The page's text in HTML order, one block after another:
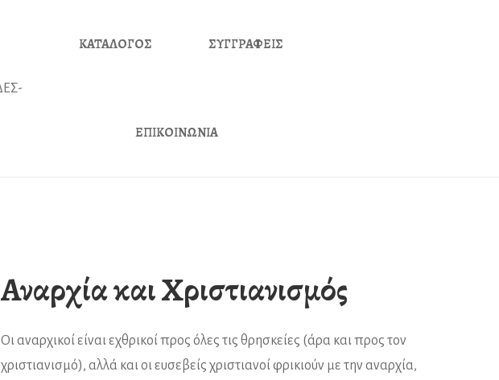
ΚΑΤΑΛΟΓΟΣ ΣΥΓΓΡΑΦΕΙΣ
ΕΠΙΚΟΙΝΩΝΙΑ
Αναρχία και Χριστιανισμός
Οι αναρχικοί είναι εχθρικοί προς όλες τις θρησκείες (άρα και προς τον
χριστιανισμό), αλλά και οι ευσεβείς χριστιανοί φρικιούν με την αναρχία,